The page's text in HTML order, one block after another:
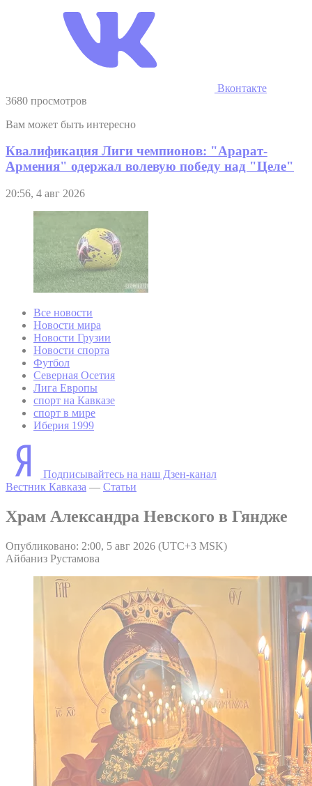
Вконтакте
3680 просмотров
Вам может быть интересно
Квалификация Лиги чемпионов: "Арарат-
Армения" одержал волевую победу над "Целе"
20:56, 4 авг 2026
Все новости
Новости мира
Новости Грузии
Новости спорта
Футбол
Северная Осетия
Лига Европы
спорт на Кавказе
спорт в мире
Иберия 1999
Подписывайтесь на наш Дзен-канал
Вестник Кавказа — Статьи
Храм Александра Невского в Гяндже
Опубликовано: 2:00, 5 авг 2026 (UTC+3 MSK)
Айбаниз Рустамова